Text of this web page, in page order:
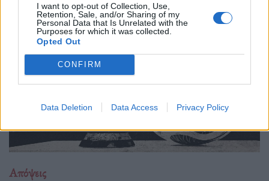
I want to opt-out of Collection, Use,
Retention, Sale, and/or Sharing of my
Personal Data that Is Unrelated with the
Purposes for which it was collected.
Opted Out
CONFIRM
Data Deletion Data Access Privacy Policy
Απόψεις